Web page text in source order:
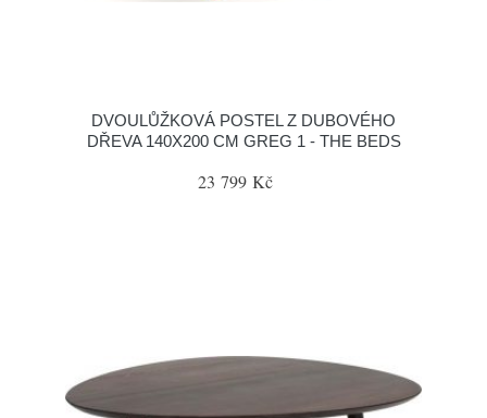
DVOULŮŽKOVÁ POSTEL Z DUBOVÉHO
DŘEVA 140X200 CM GREG 1 - THE BEDS
23 799 Kč